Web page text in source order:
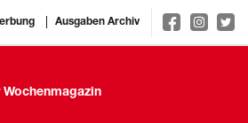
Ausgaben Archiv